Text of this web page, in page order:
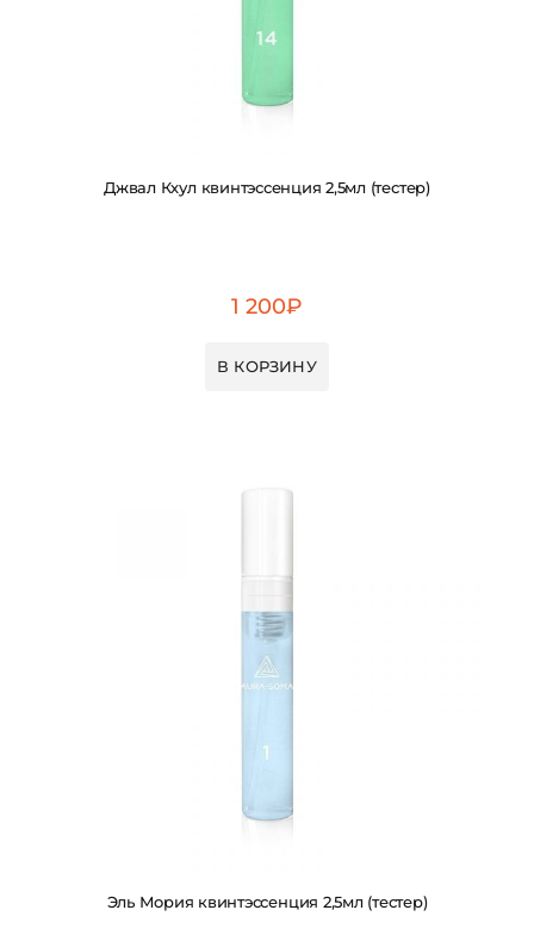
Джвал Кхул квинтэссенция 2,5мл (тестер)
1 200₽
В КОРЗИНУ
Эль Мория квинтэссенция 2,5мл (тестер)